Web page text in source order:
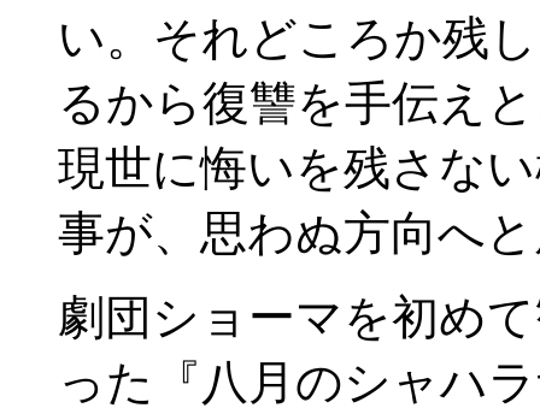
い。それどころか残
るから復讐を手伝え
現世に悔いを残さな
事が、思わぬ方向へ
劇団ショーマを初め
った『八月のシャハ